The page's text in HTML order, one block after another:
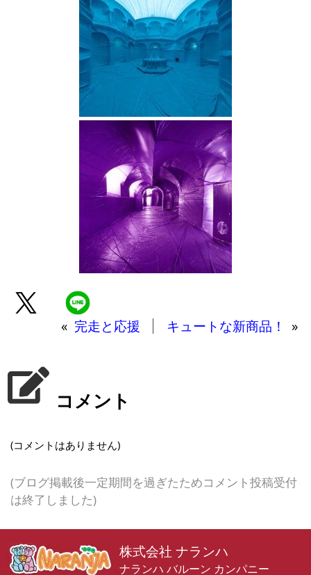
« 完走と応援 キュートな新商品！ »
コメント
(コメントはありません)
(ブログ掲載後一定期間を過ぎたためコメント投稿受付
は終了しました)
株式会社 ナランハ
ナランハ バルーン カンパニー